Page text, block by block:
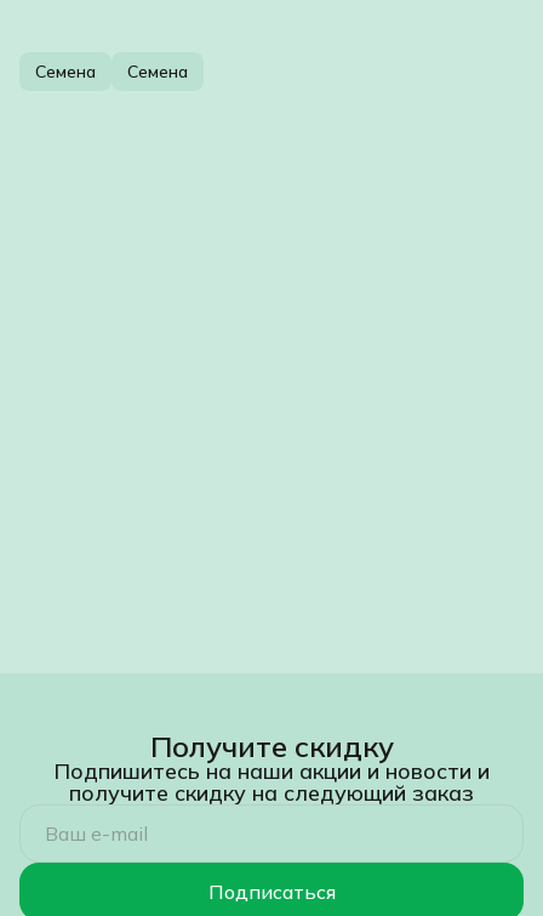
Семена Семена
Получите скидку
Подпишитесь на наши акции и новости и
получите скидку на следующий заказ
Подписаться